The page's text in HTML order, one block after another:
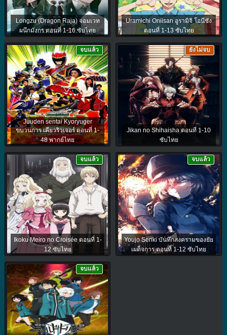
Longzu (Dragon Raja) จอมเวท
ผนึกมังกร ตอนที่ 1-16 ซับไทย
Uramichi Oniisan อูรามิจิ โอนีซัง
ตอนที่ 1-13 ซับไทย
Juuden sentai Kyoryuger
ขบวนการ เคียวริวเจอร์ ตอนที่ 1-
48 พากย์ไทย
จบแล้ว
Jikan no Shihaisha ตอนที่ 1-10
ซับไทย
ยังไม่จบ
Ikoku Meiro no Croisée ตอนที่ 1-
12 ซับไทย
จบแล้ว
Youjo Senki บันทึกสงครามของยัย
เผด็จการ ตอนที่ 1-12 ซับไทย
จบแล้ว
จบแล้ว